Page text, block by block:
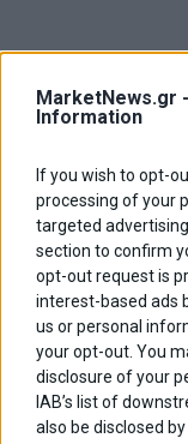
MarketNews.gr -
Information
If you wish to opt-
processing of your
targeted
section to confirm
opt-out request is
interest-based ads
us or personal
your opt-out. You
disclosure of your
IAB’s list of
also be disclosed
ΑΡΘΡΟΓΡΑΦΟΙ
Οι